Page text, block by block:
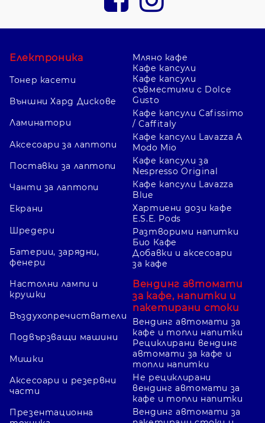
Електроника
Тонер касети
Външни Хард Дискове
Ламинатори
Аксесоари за лаптопи
Поставки за лаптопи
Чанти за лаптопи
Екрани
Шредери
Батерии, зарядни,
фенери
Настолни лампи и
крушки
Въздухопречистватели
Подвързващи машини
Мишки
Аксесоари и резервни
части
Презентационна
Мляно кафе
Кафе капсули
Кафе капсули
съвместими с Dolce
Gusto
Кафе капсули Cafissimo
/ Caffitaly
Кафе капсули Lavazza A
Modo Mio
Кафе капсули за
Nespresso Original
Кафе капсули Lavazza
Blue
Хартиени дози кафе
E.S.E. Pods
Разтворими напитки
Био Кафе
Добавки и аксесоари
за кафе
Вендинг автомати
за кафе, напитки и
пакетирани стоки
Вендинг автомати за
кафе и топли напитки
Рециклирани вендинг
автомати за кафе и
топли напитки
Не рециклирани
вендинг автомати за
кафе и топли напитки
Вендинг автомати за